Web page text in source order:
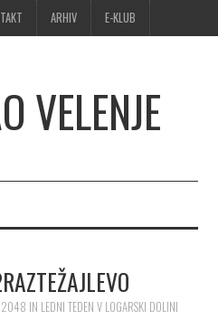
ARHIV E-KLUB
VELENJE
IN LEDNI TEDEN V LOGARSKI DOLINI